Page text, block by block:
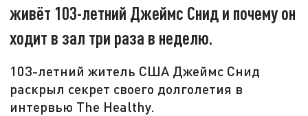
живёт 103-летний Джеймс Снид и почему он
ходит в зал три раза в неделю.
103-летний житель США Джеймс Снид
раскрыл секрет своего долголетия в
интервью The Healthy.